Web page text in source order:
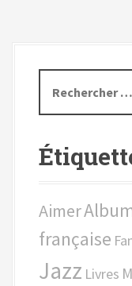
c
e
h
e
p
Aimer
française
Jazz Livres